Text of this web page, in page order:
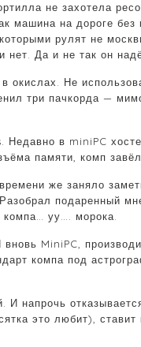
не захотела
машина на дороге без
рулят не
Да и не так он
окислах. Не
три пачкорда —
Недавно в miniPC
памяти, комп
же заняло
подаренный
уу…. морока.
MiniPC,
компа под
И напрочь
это любит),